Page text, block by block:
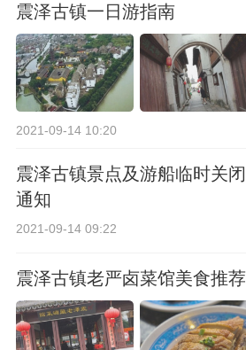
震泽古镇一日游指南
2021-09-14 10:20
震泽古镇景点及游船临时关闭
通知
2021-09-14 09:22
震泽古镇老严卤菜馆美食推荐